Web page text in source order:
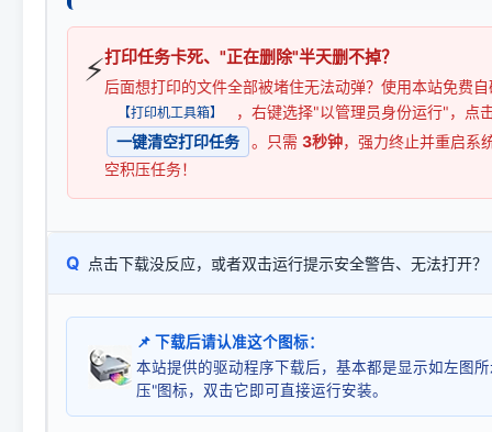
⚡打印任务卡死、"正在删除"半天删不掉？
后面想打印的文件全部被堵住无法动弹？使用本站免费
【打印机工具箱】
，右键选择"以管理员身份运行"，点
一键清空打印任务
。只需 3秒钟，强力终止并重启系
空积压任务！
Q 点击下载没反应，或者双击运行提示安全警告、无法打开？
📌 下载后请认准这个图标：
本站提供的驱动程序下载后，基本都是显示如左图
压"图标，双击它即可直接运行安装。